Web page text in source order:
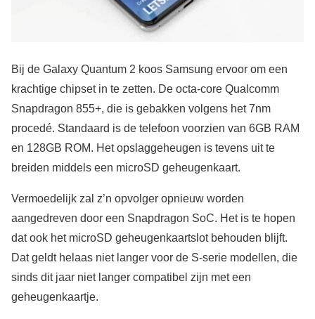
Bij de Galaxy Quantum 2 koos Samsung ervoor om een
krachtige chipset in te zetten. De octa-core Qualcomm
Snapdragon 855+, die is gebakken volgens het 7nm
procedé. Standaard is de telefoon voorzien van 6GB RAM
en 128GB ROM. Het opslaggeheugen is tevens uit te
breiden middels een microSD geheugenkaart.
Vermoedelijk zal z’n opvolger opnieuw worden
aangedreven door een Snapdragon SoC. Het is te hopen
dat ook het microSD geheugenkaartslot behouden blijft.
Dat geldt helaas niet langer voor de S-serie modellen, die
sinds dit jaar niet langer compatibel zijn met een
geheugenkaartje.